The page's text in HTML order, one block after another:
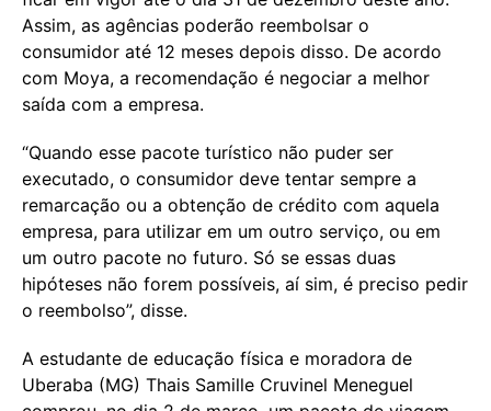
Assim, as agências poderão reembolsar o
consumidor até 12 meses depois disso. De acordo
com Moya, a recomendação é negociar a melhor
saída com a empresa.
“Quando esse pacote turístico não puder ser
executado, o consumidor deve tentar sempre a
remarcação ou a obtenção de crédito com aquela
empresa, para utilizar em um outro serviço, ou em
um outro pacote no futuro. Só se essas duas
hipóteses não forem possíveis, aí sim, é preciso pedir
o reembolso”, disse.
A estudante de educação física e moradora de
Uberaba (MG) Thais Samille Cruvinel Meneguel